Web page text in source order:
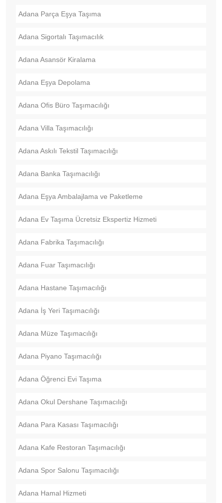
Adana Parça Eşya Taşıma
Adana Sigortalı Taşımacılık
Adana Asansör Kiralama
Adana Eşya Depolama
Adana Ofis Büro Taşımacılığı
Adana Villa Taşımacılığı
Adana Askılı Tekstil Taşımacılığı
Adana Banka Taşımacılığı
Adana Eşya Ambalajlama ve Paketleme
Adana Ev Taşıma Ücretsiz Ekspertiz Hizmeti
Adana Fabrika Taşımacılığı
Adana Fuar Taşımacılığı
Adana Hastane Taşımacılığı
Adana İş Yeri Taşımacılığı
Adana Müze Taşımacılığı
Adana Piyano Taşımacılığı
Adana Öğrenci Evi Taşıma
Adana Okul Dershane Taşımacılığı
Adana Para Kasası Taşımacılığı
Adana Kafe Restoran Taşımacılığı
Adana Spor Salonu Taşımacılığı
Adana Hamal Hizmeti